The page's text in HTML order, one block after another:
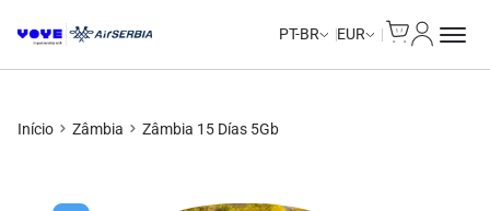
PT-BR EUR
Início Zâmbia Zâmbia 15 Días 5Gb